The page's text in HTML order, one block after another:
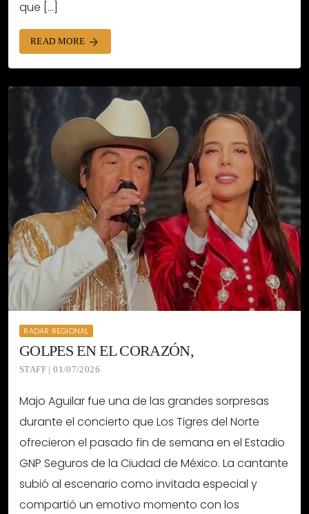
que […]
READ MORE arrow_forward
RADAR REGIONAL
GOLPES EN EL CORAZÓN,
STAFF | 01/07/2026
Majo Aguilar fue una de las grandes sorpresas
durante el concierto que Los Tigres del Norte
ofrecieron el pasado fin de semana en el Estadio
GNP Seguros de la Ciudad de México. La cantante
subió al escenario como invitada especial y
compartió un emotivo momento con los